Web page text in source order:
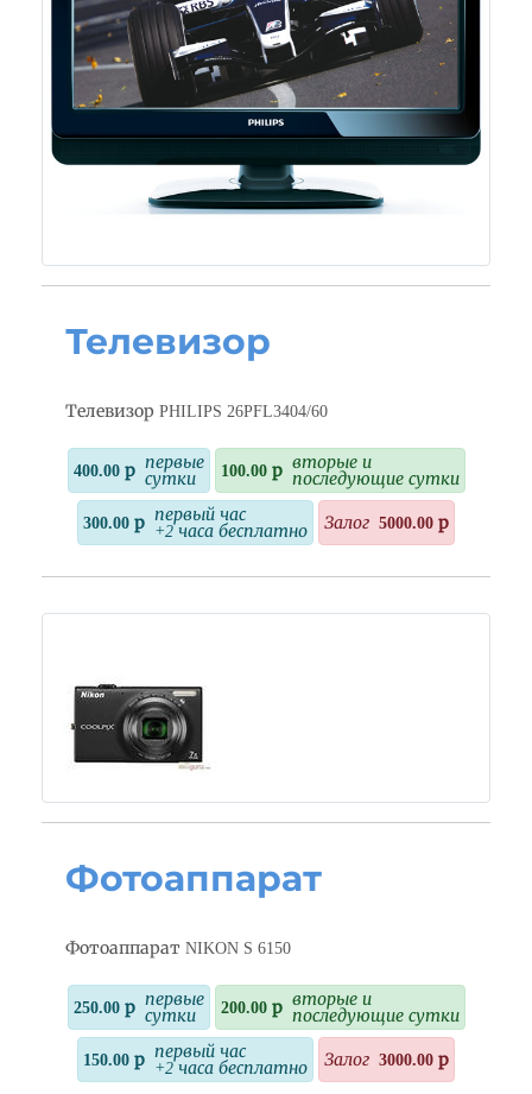
Телевизор
Телевизор PHILIPS 26PFL3404/60
400.00 р первые
сутки
100.00 р вторые и
последующие сутки
300.00 р первый час
+2 часа бесплатно
Залог 5000.00 р
Фотоаппарат
Фотоаппарат NIKON S 6150
250.00 р первые
сутки
200.00 р вторые и
последующие сутки
150.00 р первый час
+2 часа бесплатно
Залог 3000.00 р